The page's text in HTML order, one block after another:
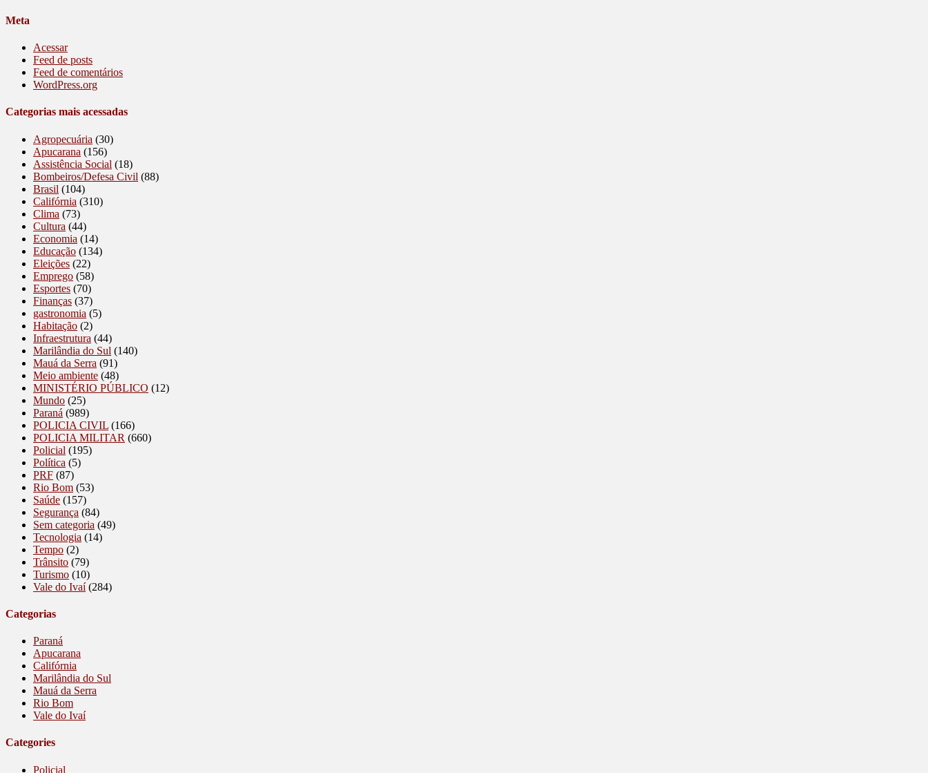
Meta
Acessar
Feed de posts
Feed de comentários
WordPress.org
Categorias mais acessadas
Agropecuária (30)
Apucarana (156)
Assistência Social (18)
Bombeiros/Defesa Civil (88)
Brasil (104)
Califórnia (310)
Clima (73)
Cultura (44)
Economia (14)
Educação (134)
Eleições (22)
Emprego (58)
Esportes (70)
Finanças (37)
gastronomia (5)
Habitação (2)
Infraestrutura (44)
Marilândia do Sul (140)
Mauá da Serra (91)
Meio ambiente (48)
MINISTÉRIO PÚBLICO (12)
Mundo (25)
Paraná (989)
POLICIA CIVIL (166)
POLICIA MILITAR (660)
Policial (195)
Política (5)
PRF (87)
Rio Bom (53)
Saúde (157)
Segurança (84)
Sem categoria (49)
Tecnologia (14)
Tempo (2)
Trânsito (79)
Turismo (10)
Vale do Ivaí(284)
Categorias
Paraná
Apucarana
Califórnia
Marilândia do Sul
Mauá da Serra
Rio Bom
Vale do Ivaí
Categories
Policial